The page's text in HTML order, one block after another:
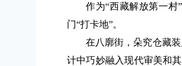
作为“西藏解放第一
门“打卡地”。
在八廓街，朵究仓藏
计中巧妙融入现代审美和